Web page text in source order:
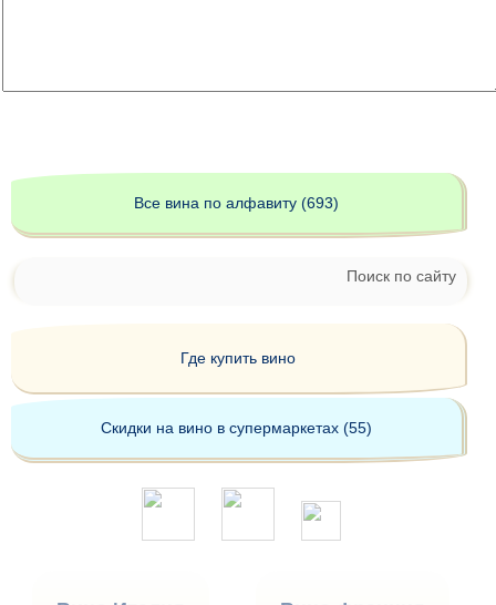
Все вина по алфавиту (693)
Поиск по сайту
Где купить вино
Скидки на вино в супермаркетах (55)